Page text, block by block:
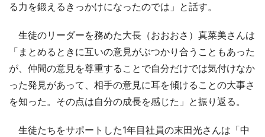
る力を鍛えるきっかけになったのでは」と話す。
生徒のリーダーを務めた大長（おおおさ）真菜美さんは
「まとめるときに互いの意見がぶつかり合うこともあった
が、仲間の意見を尊重することで自分だけでは気付けなか
った発見があって、相手の意見に耳を傾けることの大事さ
を知った。その点は自分の成長を感じた」と振り返る。
生徒たちをサポートした1年目社員の末田光さんは「中